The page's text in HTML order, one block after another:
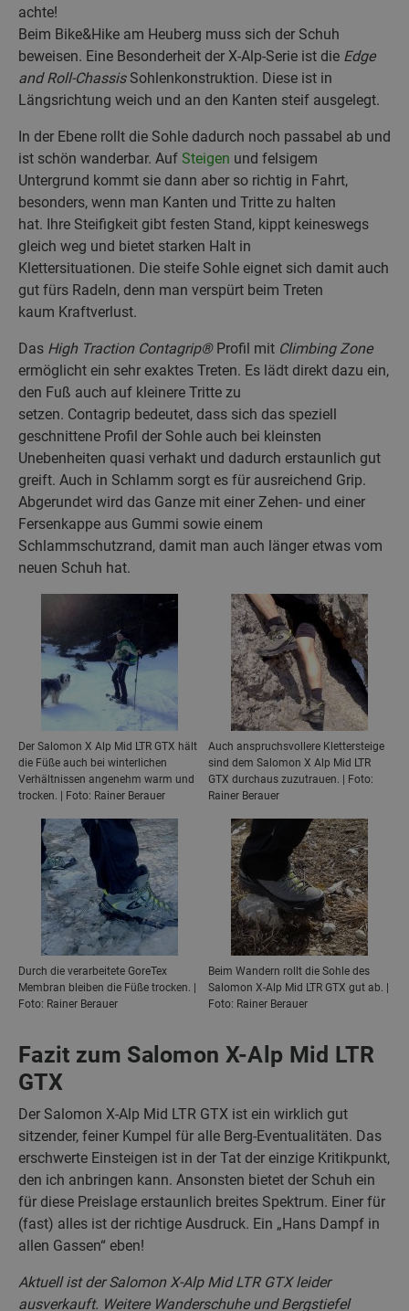
achte!
Beim Bike&Hike am Heuberg muss sich der Schuh
beweisen. Eine Besonderheit der X-Alp-Serie ist die Edge
and Roll-Chassis Sohlenkonstruktion. Diese ist in
Längsrichtung weich und an den Kanten steif ausgelegt.
In der Ebene rollt die Sohle dadurch noch passabel ab und
ist schön wanderbar. Auf Steigen und felsigem
Untergrund kommt sie dann aber so richtig in Fahrt,
besonders, wenn man Kanten und Tritte zu halten
hat. Ihre Steifigkeit gibt festen Stand, kippt keineswegs
gleich weg und bietet starken Halt in
Klettersituationen. Die steife Sohle eignet sich damit auch
gut fürs Radeln, denn man verspürt beim Treten
kaum Kraftverlust.
Das High Traction Contagrip®Profil mit Climbing Zone
ermöglicht ein sehr exaktes Treten. Es lädt direkt dazu ein,
den Fuß auch auf kleinere Tritte zu
setzen. Contagrip bedeutet, dass sich das speziell
geschnittene Profil der Sohle auch bei kleinsten
Unebenheiten quasi verhakt und dadurch erstaunlich gut
greift. Auch in Schlamm sorgt es für ausreichend Grip.
Abgerundet wird das Ganze mit einer Zehen- und einer
Fersenkappe aus Gummi sowie einem
Schlammschutzrand, damit man auch länger etwas vom
neuen Schuh hat.
Der Salomon X Alp Mid LTR GTX hält
die Füße auch bei winterlichen
Verhältnissen angenehm warm und
trocken. | Foto: Rainer Berauer
Auch anspruchsvollere Klettersteige
sind dem Salomon X Alp Mid LTR
GTX durchaus zuzutrauen. | Foto:
Rainer Berauer
Durch die verarbeitete GoreTex
Membran bleiben die Füße trocken. |
Foto: Rainer Berauer
Beim Wandern rollt die Sohle des
Salomon X-Alp Mid LTR GTX gut ab. |
Foto: Rainer Berauer
Fazit zum Salomon X-Alp Mid LTR
GTX
Der Salomon X-Alp Mid LTR GTX ist ein wirklich gut
sitzender, feiner Kumpel für alle Berg-Eventualitäten. Das
erschwerte Einsteigen ist in der Tat der einzige Kritikpunkt,
den ich anbringen kann. Ansonsten bietet der Schuh ein
für diese Preislage erstaunlich breites Spektrum. Einer für
(fast) alles ist der richtige Ausdruck. Ein „Hans Dampf in
allen Gassen“ eben!
Aktuell ist der Salomon X-Alp Mid LTR GTX leider
ausverkauft. Weitere Wanderschuhe und Bergstiefel